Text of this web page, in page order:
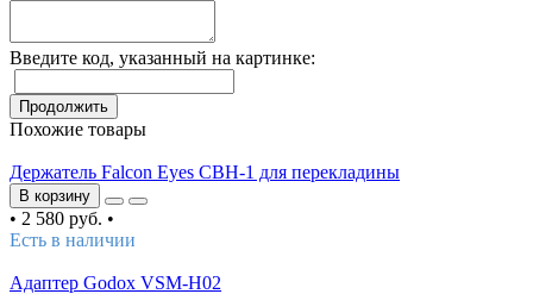
Введите код, указанный на картинке:
Продолжить
Похожие товары
Держатель Falcon Eyes CBH-1 для перекладины
В корзину
• 2 580 руб. •
Есть в наличии
Адаптер Godox VSM-H02